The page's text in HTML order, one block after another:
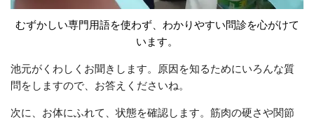
むずかしい専門用語を使わず、わかりやすい問診を心がけて
います。
池元がくわしくお聞きします。原因を知るためにいろんな質
問をしますので、お答えくださいね。
次に、お体にふれて、状態を確認します。筋肉の硬さや関節